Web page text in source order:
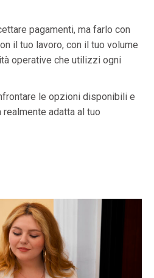
pagamenti, ma farlo con
il tuo lavoro, con il tuo volume
operative che utilizzi ogni
le opzioni disponibili e
adatta al tuo